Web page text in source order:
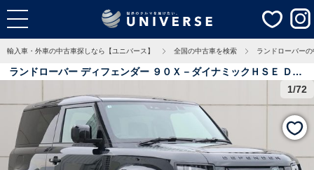
輸入車・外車の中古車探しなら【ユニバース】 全国の中古車を検索 ランドローバー
ランドローバー ディフェンダー ９０Ｘ－ダイナミックＨＳＥ Ｄ３
５０ エアサスペンション装着車 認定中古車 １オ―ナー ディーゼ
ル 禁煙車 アダプティブクルーズ デジタルインナーミラー ３Ｄサ
ラウンドカメラ 衝突軽減システム シートヒーター＆クーラー エア
サスペンション ＭＥＲＩＤＩＡＮ 0.3万Km 三重県
1/72